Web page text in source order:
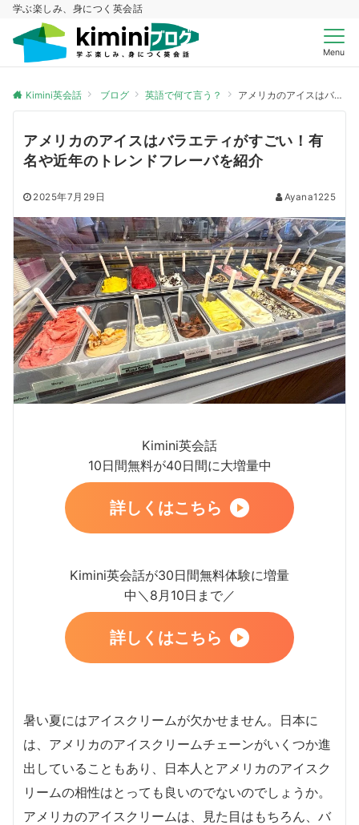
学ぶ楽しみ、身につく英会話
Menu
Kimini英会話 ブログ 英語で何て言う？ アメリカのアイスはバラエティがすごい！有名や近年のトレンドフレーバを紹介
アメリカのアイスはバラエティがすごい！有
名や近年のトレンドフレーバを紹介
2025年7月29日 Ayana1225
Kimini英会話
10日間無料が40日間に大増量中
詳しくはこちら
Kimini英会話が30日間無料体験に増量
中＼8月10日まで／
詳しくはこちら
暑い夏にはアイスクリームが欠かせません。日本に
は、アメリカのアイスクリームチェーンがいくつか進
出していることもあり、日本人とアメリカのアイスク
リームの相性はとっても良いのでないのでしょうか。
アメリカのアイスクリームは、見た目はもちろん、バ